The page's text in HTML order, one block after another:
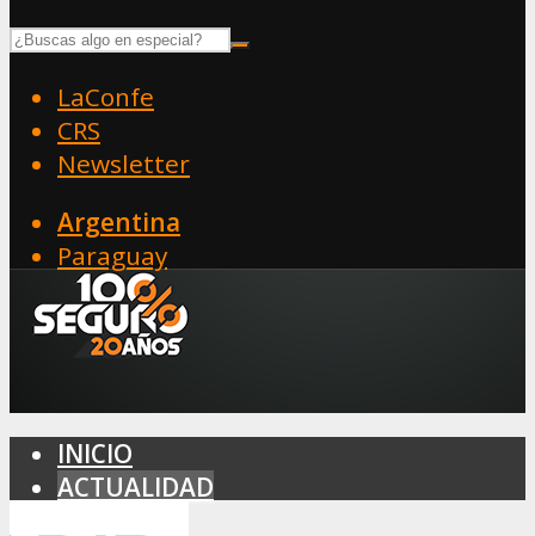
LaConfe
CRS
Newsletter
Argentina
Paraguay
INICIO
ACTUALIDAD